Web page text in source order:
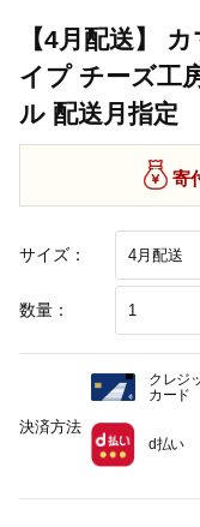
【4月配送】
イプ チーズ工
ル 配送月指定
サイズ：
数量：
寄
決済方法
クレジ
カード
d払い